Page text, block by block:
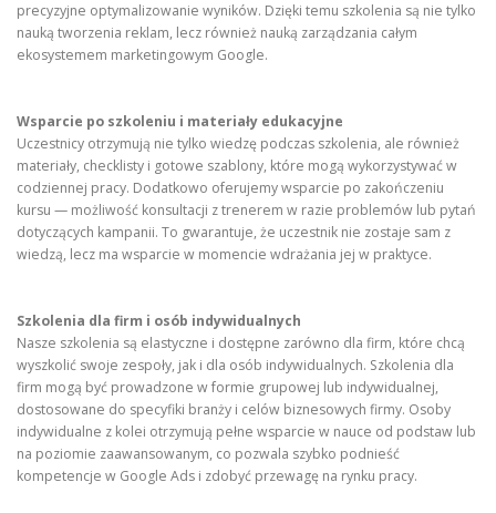
precyzyjne optymalizowanie wyników. Dzięki temu szkolenia są nie tylko
nauką tworzenia reklam, lecz również nauką zarządzania całym
ekosystemem marketingowym Google.
Wsparcie po szkoleniu i materiały edukacyjne
Uczestnicy otrzymują nie tylko wiedzę podczas szkolenia, ale również
materiały, checklisty i gotowe szablony, które mogą wykorzystywać w
codziennej pracy. Dodatkowo oferujemy wsparcie po zakończeniu
kursu — możliwość konsultacji z trenerem w razie problemów lub pytań
dotyczących kampanii. To gwarantuje, że uczestnik nie zostaje sam z
wiedzą, lecz ma wsparcie w momencie wdrażania jej w praktyce.
Szkolenia dla firm i osób indywidualnych
Nasze szkolenia są elastyczne i dostępne zarówno dla firm, które chcą
wyszkolić swoje zespoły, jak i dla osób indywidualnych. Szkolenia dla
firm mogą być prowadzone w formie grupowej lub indywidualnej,
dostosowane do specyfiki branży i celów biznesowych firmy. Osoby
indywidualne z kolei otrzymują pełne wsparcie w nauce od podstaw lub
na poziomie zaawansowanym, co pozwala szybko podnieść
kompetencje w Google Ads i zdobyć przewagę na rynku pracy.